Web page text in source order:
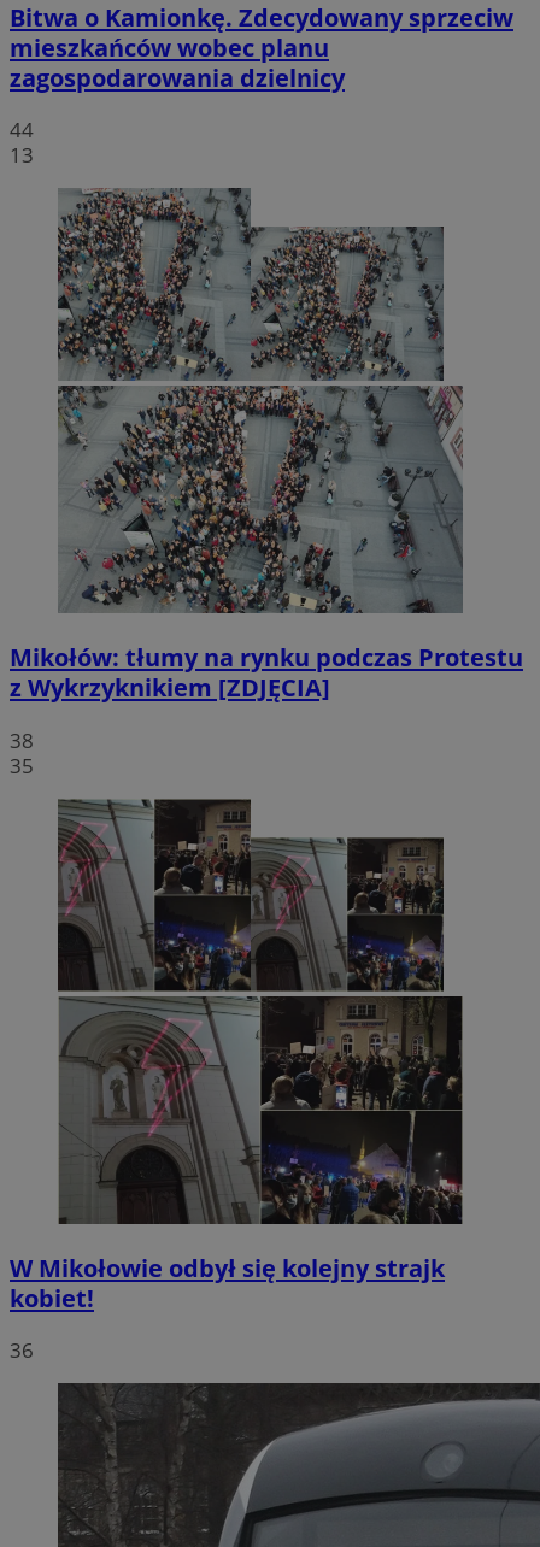
Bitwa o Kamionkę. Zdecydowany sprzeciw
mieszkańców wobec planu
zagospodarowania dzielnicy
44
13
Mikołów: tłumy na rynku podczas Protestu
z Wykrzyknikiem [ZDJĘCIA]
38
35
W Mikołowie odbył się kolejny strajk
kobiet!
36